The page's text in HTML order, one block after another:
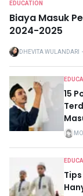
EDUCATION
Biaya Masuk
2024-2025
DHEVITA WULANDARI ・
15